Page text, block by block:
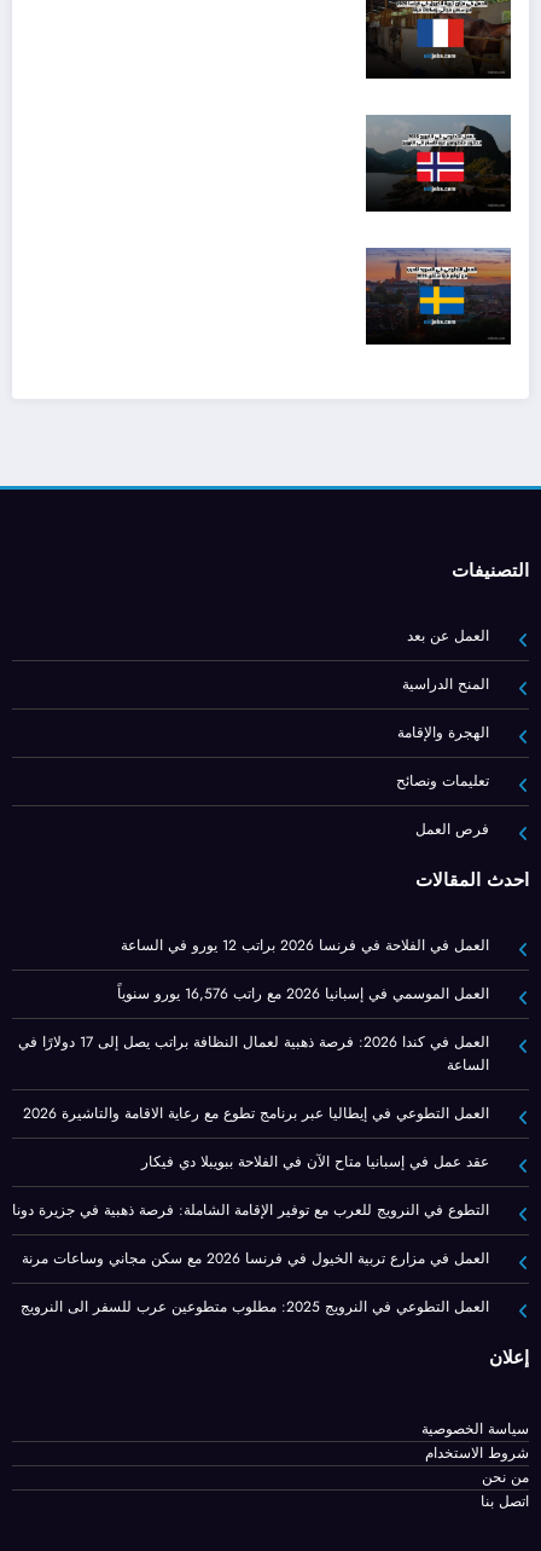
التصنيفات
العمل عن بعد
المنح الدراسية
الهجرة والإقامة
تعليمات ونصائح
فرص العمل
أحدث المقالات
العمل في الفلاحة في فرنسا 2026 براتب 12 يورو في الساعة
العمل الموسمي في إسبانيا 2026 مع راتب 16,576 يورو سنوياً
العمل في كندا 2026: فرصة ذهبية لعمال النظافة براتب يصل إلى 17 دولارًا في
الساعة
العمل التطوعي في إيطاليا عبر برنامج تطوع مع رعاية الاقامة والتاشيرة 2026
عقد عمل في إسبانيا متاح الآن في الفلاحة ببويبلا دي فيكار
التطوع في النرويج للعرب مع توفير الإقامة الشاملة: فرصة ذهبية في جزيرة دونا
العمل في مزارع تربية الخيول في فرنسا 2026 مع سكن مجاني وساعات مرنة
العمل التطوعي في النرويج 2025: مطلوب متطوعين عرب للسفر الى النرويج
إعلان
سياسة الخصوصية
شروط الاستخدام
من نحن
اتصل بنا